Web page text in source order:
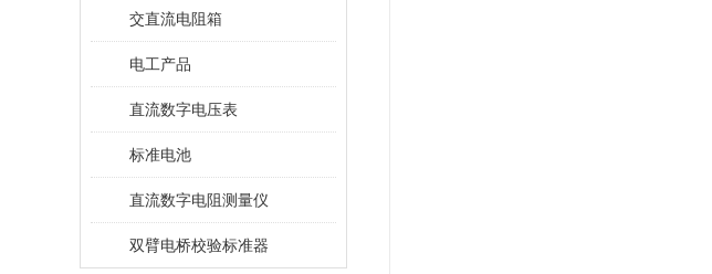
交直流电阻箱
电工产品
直流数字电压表
标准电池
直流数字电阻测量仪
双臂电桥校验标准器